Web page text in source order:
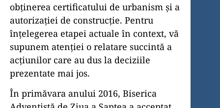
obținerea certificatului de urbanism și a
autorizației de construcție. Pentru
înțelegerea etapei actuale în context, vă
supunem atenției o relatare succintă a
acțiunilor care au dus la deciziile
prezentate mai jos.
În primăvara anului 2016, Biserica